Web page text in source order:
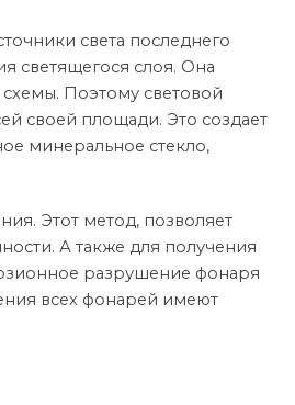
света последнего
светящегося слоя. Она
Поэтому световой
своей площади. Это создает
минеральное стекло,
Этот метод, позволяет
А также для получения
разрушение фонаря
всех фонарей имеют